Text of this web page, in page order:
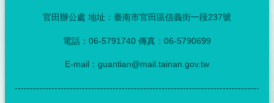
官田辦公處 地址：臺南市官田區信義街一段237號
電話：06-5791740 傳真：06-5790699
E-mail：guantian@mail.tainan.gov.tw
--------------------------------------------------------------------------------